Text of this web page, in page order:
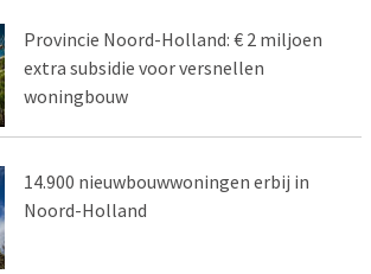
Provincie Noord-Holland: € 2 miljoen
extra subsidie voor versnellen
woningbouw
14.900 nieuwbouwwoningen erbij in
Noord-Holland